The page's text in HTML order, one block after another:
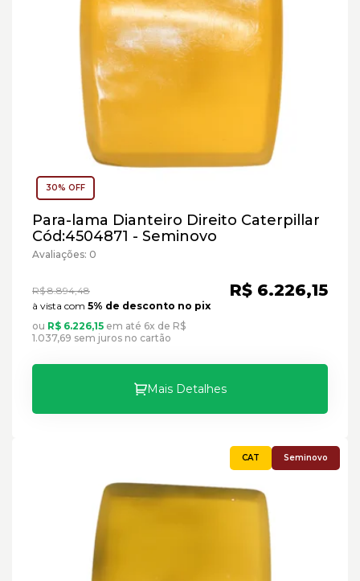
30% OFF
Para-lama Dianteiro Direito Caterpillar
Cód:4504871 - Seminovo
Avaliações: 0
R$ 8.894,48 R$ 6.226,15
à vista com 5% de desconto no pix
ou R$ 6.226,15 em até 6x de R$
1.037,69 sem juros no cartão
Mais Detalhes
Seminovo